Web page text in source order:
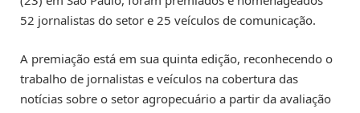
52 jornalistas do setor e 25 veículos de comunicação.
A premiação está em sua quinta edição, reconhecendo o
trabalho de jornalistas e veículos na cobertura das
notícias sobre o setor agropecuário a partir da avaliação